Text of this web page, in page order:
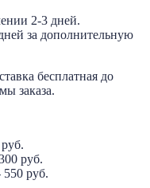
2-3 дней.
за дополнительную
бесплатная до
заказа.
руб.
550 руб.